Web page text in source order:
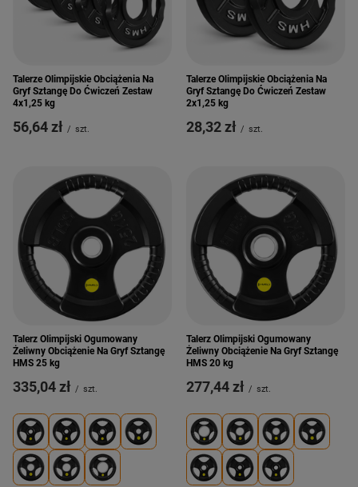
Talerze Olimpijskie Obciążenia Na
Gryf Sztangę Do Ćwiczeń Zestaw
4x1,25 kg
56,64 zł / szt.
Talerze Olimpijskie Obciążenia Na
Gryf Sztangę Do Ćwiczeń Zestaw
2x1,25 kg
28,32 zł / szt.
Talerz Olimpijski Ogumowany
Żeliwny Obciążenie Na Gryf Sztangę
HMS 25 kg
335,04 zł / szt.
Talerz Olimpijski Ogumowany
Żeliwny Obciążenie Na Gryf Sztangę
HMS 20 kg
277,44 zł / szt.